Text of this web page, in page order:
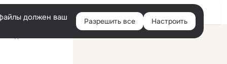
Войти
должен ваш
Разрешить все Настроить